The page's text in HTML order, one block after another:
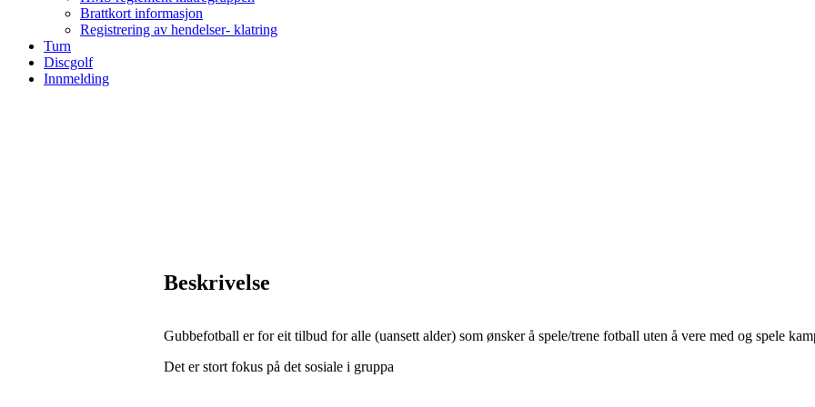
Brattkort informasjon
Registrering av hendelser- klatring
Turn
Discgolf
Innmelding
Beskrivelse
Gubbefotball er for eit tilbud for alle (uansett alder) som ønsker å spele/trene fotball uten å vere med og spele
Det er stort fokus på det sosiale i gruppa